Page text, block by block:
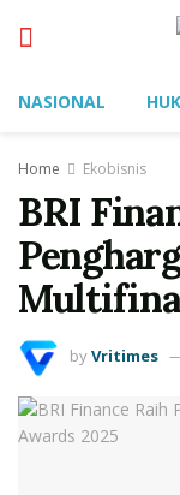
NASIONAL
Home Ekobisnis
BRI
byVritimes